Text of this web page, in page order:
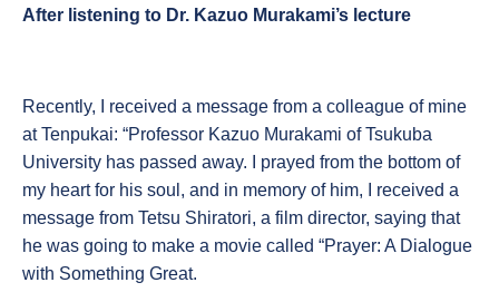
After listening to Dr. Kazuo Murakami’s lecture
Recently, I received a message from a colleague of mine
at Tenpukai: “Professor Kazuo Murakami of Tsukuba
University has passed away. I prayed from the bottom of
my heart for his soul, and in memory of him, I received a
message from Tetsu Shiratori, a film director, saying that
he was going to make a movie called “Prayer: A Dialogue
with Something Great.